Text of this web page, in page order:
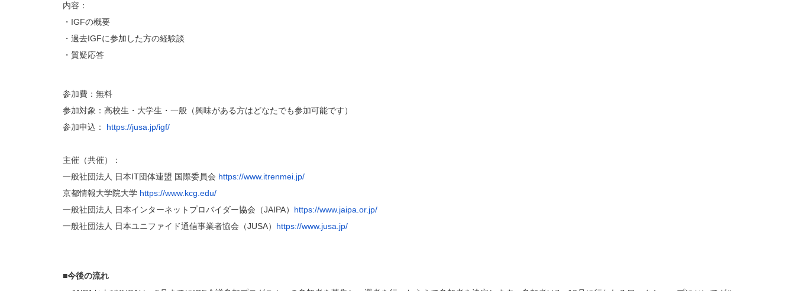
内容：
・ IGFの概要
・過去IGFに参加した方の経験談
・質疑応答
参加費：無料
参加対象：高校生・大学生・一般（興味がある方はどなたでも参加可能です）
参加申込：
https://jusa.jp/igf/
主催（共催）：
一般社団法人 日本IT団体連盟 国際委員会 https://www.itrenmei.jp/
京都情報大学院大学 https://www.kcg.edu/
一般社団法人 日本インターネットプロバイダー協会（JAIPA） https://www.jaipa.or.jp/
一般社団法人 日本ユニファイド通信事業者協会（JUSA） https://www.jusa.jp/
■今後の流れ